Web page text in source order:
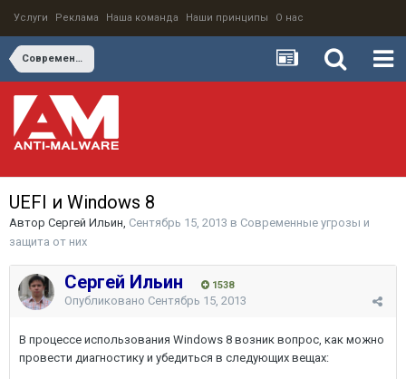
Услуги Реклама Наша команда Наши принципы О нас
Современные угрозы и защита от них
UEFI и Windows 8
Автор Сергей Ильин, Сентябрь 15, 2013 в Современные угрозы и
защита от них
Сергей Ильин 1538
Опубликовано Сентябрь 15, 2013
В процессе использования Windows 8 возник вопрос, как можно
провести диагностику и убедиться в следующих вещах: